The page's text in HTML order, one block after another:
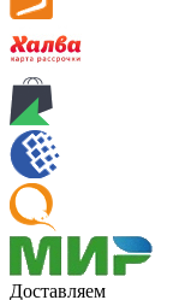
Доставляем